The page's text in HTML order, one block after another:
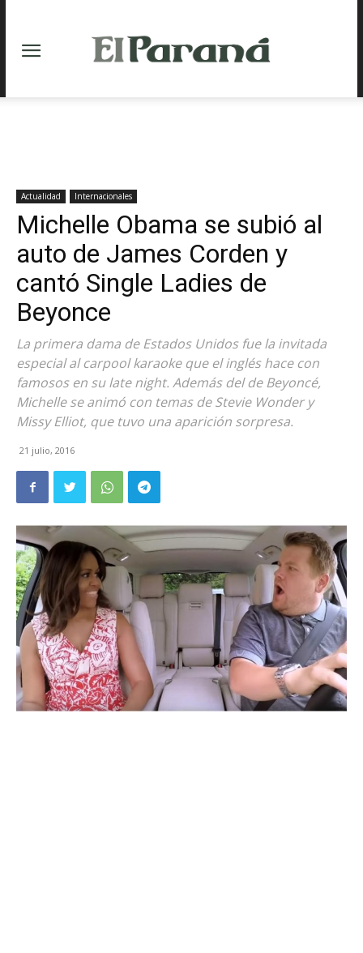
Actualidad Internacionales
Michelle Obama se subió al
auto de James Corden y
cantó Single Ladies de
Beyonce
La primera dama de Estados Unidos fue la invitada
especial al carpool karaoke que el inglés hace con
famosos en su late night. Además del de Beyoncé,
Michelle se animó con temas de Stevie Wonder y
Missy Elliot, que tuvo una aparición sorpresa.
21 julio, 2016